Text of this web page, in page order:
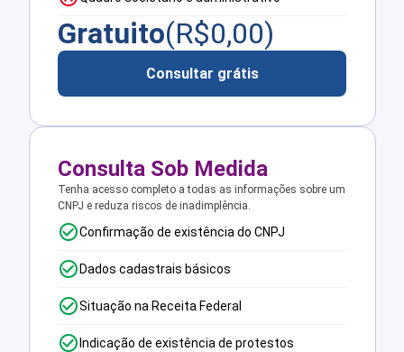
Gratuito(R$0,00)
Consultar grátis
Consulta Sob Medida
Tenha acesso completo a todas as informações sobre um
CNPJ e reduza riscos de inadimplência.
Confirmação de existência do CNPJ
Dados cadastrais básicos
Situação na Receita Federal
Indicação de existência de protestos